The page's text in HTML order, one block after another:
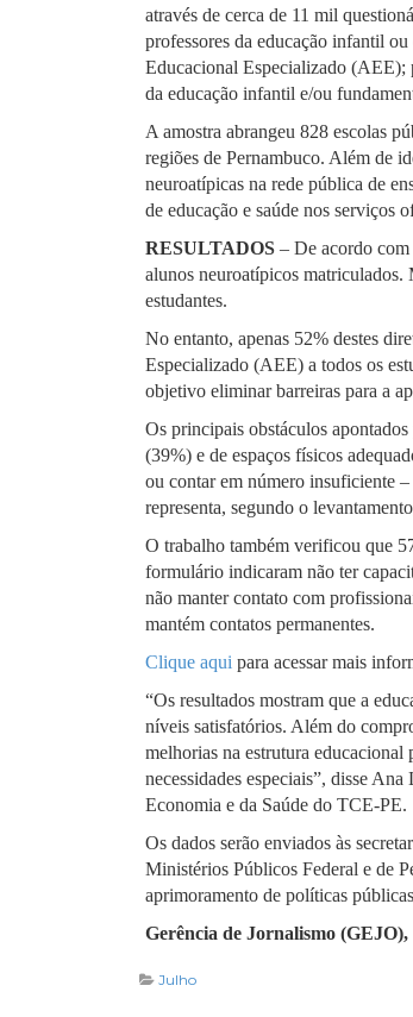
através de cerca de 11 mil
professores da educação infantil
Educacional Especializado (AEE);
da educação infantil e/ou
A amostra abrangeu 828 escolas
regiões de Pernambuco. Além de
neuroatípicas na rede pública de
de educação e saúde nos serviços
RESULTADOS – De acordo com
alunos neuroatípicos matriculados.
estudantes.
No entanto, apenas 52% destes
Especializado (AEE) a todos os
objetivo eliminar barreiras para a
Os principais obstáculos
(39%) e de espaços físicos
ou contar em número insuficiente
representa, segundo o
O trabalho também verificou que
formulário indicaram não ter
não manter contato com
mantém contatos permanentes.
Clique aqui para acessar mais
“Os resultados mostram que a
níveis satisfatórios. Além do
melhorias na estrutura
necessidades especiais”, disse
Economia e da Saúde do TCE-PE.
Os dados serão enviados às
Ministérios Públicos Federal e de
aprimoramento de políticas
Gerência de Jornalismo (GEJO),
Julho